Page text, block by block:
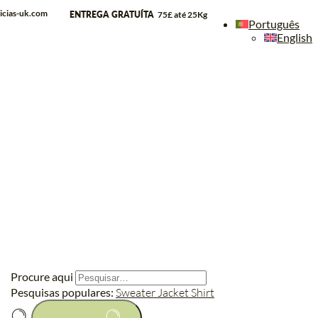
uk.com ENTREGA GRATUÍTA 75£ até 25Kg
Português
English
Procure aqui
Pesquisas populares: SweaterJacket Shirt